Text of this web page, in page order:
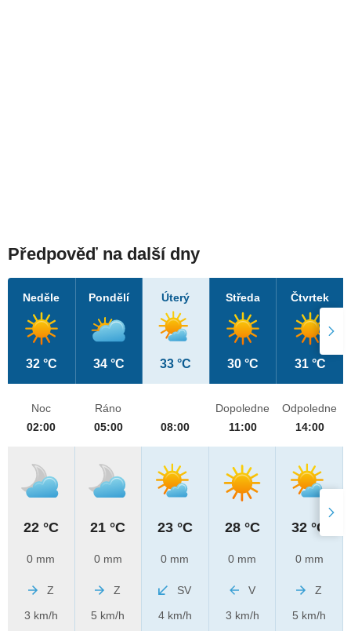
Předpověď na další dny
Neděle
32 °C
Pondělí
34 °C
Úterý
33 °C
Středa
30 °C
Čtvrtek
31 °C
Noc
02:00
22 °C
0 mm
Z
3 km/h
Ráno
05:00
21 °C
0 mm
Z
5 km/h
08:00
23 °C
0 mm
SV
4 km/h
Dopoledne
11:00
28 °C
0 mm
V
3 km/h
Odpoledne
14:00
32 °C
0 mm
Z
5 km/h